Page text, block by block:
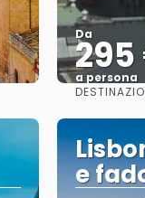
Da
a persona
e